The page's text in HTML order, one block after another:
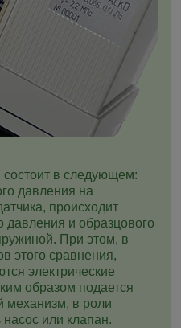
состоит в следующем:
давления на
происходит
давления и образцового
При этом, в
этого сравнения,
электрические
образом подается
механизм, в роли
насос или клапан.